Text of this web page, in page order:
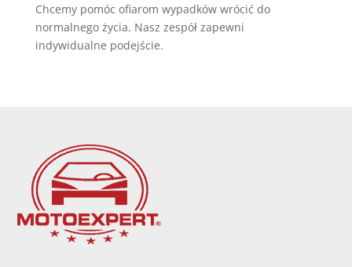
Chcemy pomóc ofiarom wypadków wrócić do
normalnego życia. Nasz zespół zapewni
indywidualne podejście.